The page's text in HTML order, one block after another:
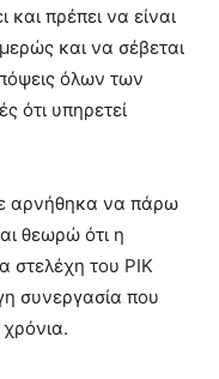
πρέπει να είναι
και να σέβεται
όλων των
ότι υπηρετεί
αρνήθηκα να πάρω
θεωρώ ότι η
στελέχη του ΡΙΚ
συνεργασία που